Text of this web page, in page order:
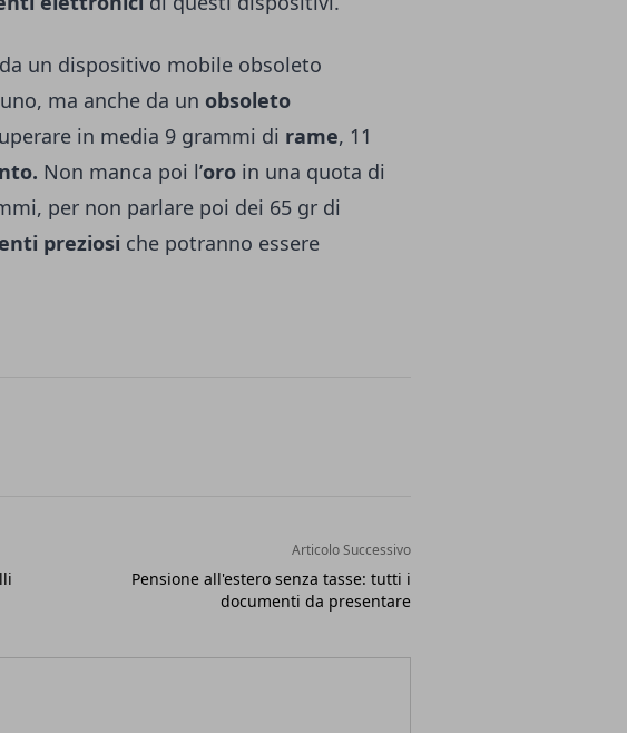
un dispositivo mobile obsoleto
ma anche da un obsoleto
in media 9 grammi di rame, 11
Non manca poi l’oro in una quota di
per non parlare poi dei 65 gr di
preziosi che potranno essere
Articolo Successivo
Pensione all'estero senza tasse: tutti i
documenti da presentare